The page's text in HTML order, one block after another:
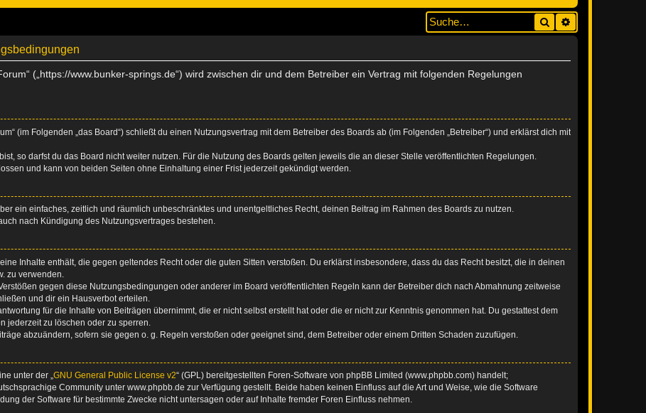
Suche
(„https://www.bunker-springs.de“) wird zwischen dir und dem Betreiber ein Vertrag mit folgenden Regelungen
(im Folgenden „das Board“) schließt du einen Nutzungsvertrag mit dem Betreiber des Boards ab (im Folgenden „Betreiber“) und erklärst dich mit
so darfst du das Board nicht weiter nutzen. Für die Nutzung des Boards gelten jeweils die an dieser Stelle veröffentlichten Regelungen.
und kann von beiden Seiten ohne Einhaltung einer Frist jederzeit gekündigt werden.
ein einfaches, zeitlich und räumlich unbeschränktes und unentgeltliches Recht, deinen Beitrag im Rahmen des Boards zu nutzen.
nach Kündigung des Nutzungsvertrages bestehen.
Inhalte enthält, die gegen geltendes Recht oder die guten Sitten verstoßen. Du erklärst insbesondere, dass du das Recht besitzt, die in deinen
zu verwenden.
gegen diese Nutzungsbedingungen oder anderer im Board veröffentlichten Regeln kann der Betreiber dich nach Abmahnung zeitweise
und dir ein Hausverbot erteilen.
für die Inhalte von Beiträgen übernimmt, die er nicht selbst erstellt hat oder die er nicht zur Kenntnis genommen hat. Du gestattest dem
jederzeit zu löschen oder zu sperren.
abzuändern, sofern sie gegen o. g. Regeln verstoßen oder geeignet sind, dem Betreiber oder einem Dritten Schaden zuzufügen.
unter der „GNU General Public License v2“ (GPL) bereitgestellten Foren-Software von phpBB Limited (www.phpbb.com) handelt;
Community unter www.phpbb.de zur Verfügung gestellt. Beide haben keinen Einfluss auf die Art und Weise, wie die Software
der Software für bestimmte Zwecke nicht untersagen oder auf Inhalte fremder Foren Einfluss nehmen.